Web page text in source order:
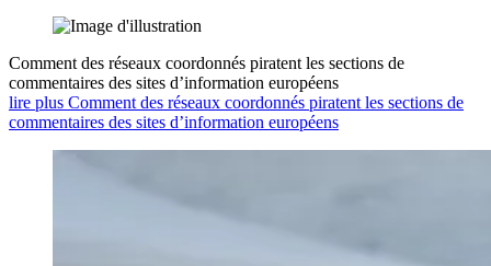
Comment des réseaux coordonnés piratent les sections de
commentaires des sites d’information européens
lire plus Comment des réseaux coordonnés piratent les sections de
commentaires des sites d’information européens